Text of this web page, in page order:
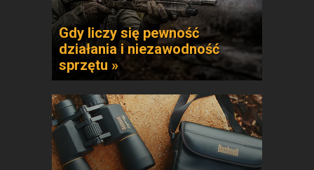
Gdy liczy się pewność
działania i niezawodność
sprzętu »